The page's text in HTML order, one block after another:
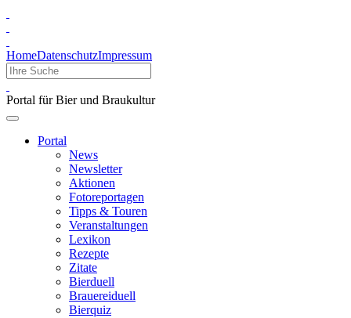
HomeDatenschutzImpressum
Portal für Bier und Braukultur
Portal
News
Newsletter
Aktionen
Fotoreportagen
Tipps & Touren
Veranstaltungen
Lexikon
Rezepte
Zitate
Bierduell
Brauereiduell
Bierquiz